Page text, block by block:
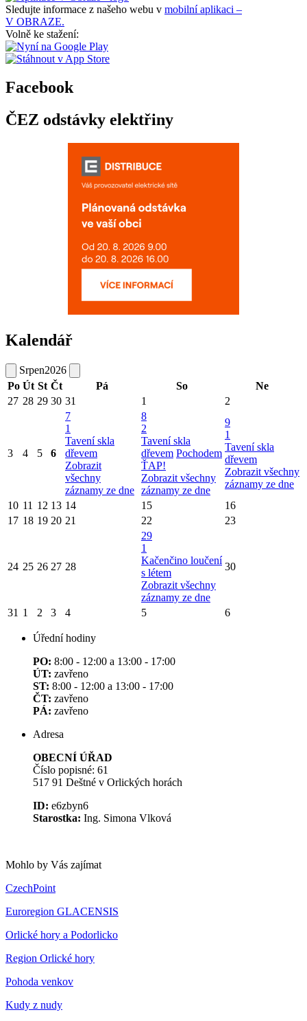
Sledujte informace z našeho webu v mobilní aplikaci –
V OBRAZE.
Volně ke stažení:
Facebook
ČEZ odstávky elektřiny
Kalendář
Srpen2026
Po Út St Čt Pá So
Ne
27 28 29 30 31 1 2
3 4 5 6
7
1
Tavení skla
dřevem
Zobrazit
všechny
záznamy ze dne
8
2
Tavení skla
dřevem Pochodem
ŤAP!
Zobrazit všechny
záznamy ze dne
9
1
Tavení skla
dřevem
Zobrazit všechny
záznamy ze dne
10 11 12 13 14 15
16
17 18 19 20 21 22 23
24 25 26 27 28
29
1
Kačenčino loučení
s létem
Zobrazit všechny
záznamy ze dne
30
31 1 2 3 4 5 6
Úřední hodiny
PO: 8:00 - 12:00 a 13:00 - 17:00
ÚT: zavřeno
ST: 8:00 - 12:00 a 13:00 - 17:00
ČT: zavřeno
PÁ: zavřeno
Adresa
OBECNÍ ÚŘAD
Číslo popisné: 61
517 91 Deštné v Orlických horách
ID: e6zbyn6
Starostka: Ing. Simona Vlková
Mohlo by Vás zajímat
CzechPoint
Euroregion GLACENSIS
Orlické hory a Podorlicko
Region Orlické hory
Pohoda venkov
Kudy z nudy